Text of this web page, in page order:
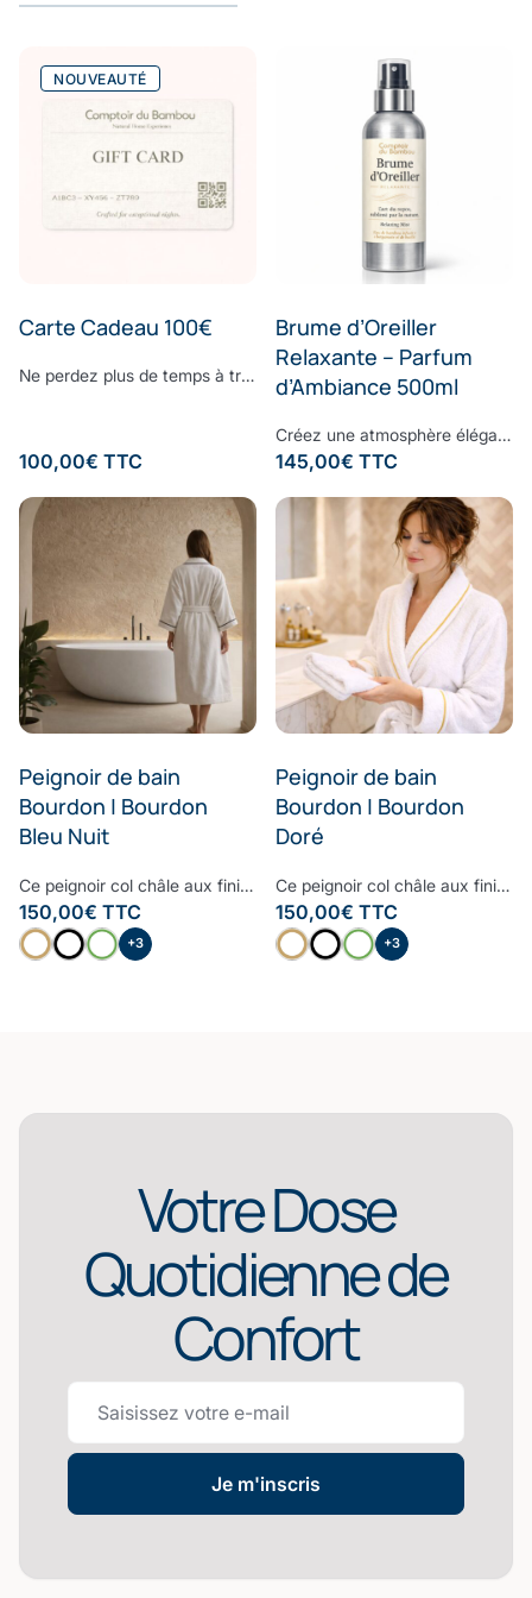
NOUVEAUTÉ
Carte Cadeau 100€
Ne perdez plus de temps à trouver le cadeau parfait. Surprenez vos proches avec le cadeau dont ils ont toujours rêvé : offrez-leur la E-Carte Cadeau Comptoir du Bambou pour leur permettre de réaliser toutes leurs envies. Choisissez le montant à créditer sur la carte cadeau, ajoutez un message personnalisé et laissez la magie Comptoir du Bambou opérer.
100,00€ TTC
Brume d’Oreiller
Relaxante – Parfum
d’Ambiance 500ml
Créez une atmosphère élégante et apaisante, à chaque instant.Vaporisez cette brume d’ambiance dans votre intérieur pour diffuser une signature olfactive raffinée, subtile et enveloppante. Sa composition associe une eau de bambou délicate à des notes fraîches d’écorces de bergamote et de feuilles de basilic, légèrement froissées. Une fragrance contemporaine où la douceur végétale rencontre la vivacité des agrumes, pour un équilibre parfaitement maîtrisé. À la fois fraîche, naturelle et sophistiquée, cette senteur transforme vos espaces en véritables lieux de bien-être, inspirés des plus beaux établissements. Formulée sans ingrédients synthétiques controversés, elle respecte votre environnement tout en sublimant votre intérieur. Sillage : bergamote - bambou - basilic - musc
145,00€ TTC
Peignoir de bain
Bourdon | Bourdon
Bleu Nuit
Ce peignoir col châle aux finitions raffinées et haut de gamme est le peignoir à avoir dans sa salle de bain. Moelleux, doux et très confortable, le bourdon embelli ce peignoir pour lui donner un style contemporain et cosy. Confectionné à partir d’une des fibres les plus nobles, la Fibre B., ce peignoir est ultra-doux, absorbant et sèche rapidement. Notre linge de bain participe avec style à votre bien-être et à la protection de la planète. Nos Collections de linge de bain sont fabriquées dans les meilleurs ateliers d’Europe.
150,00€ TTC
+3
Peignoir de bain
Bourdon | Bourdon
Doré
Ce peignoir col châle aux finitions raffinées et haut de gamme est le peignoir à avoir dans sa salle de bain. Moelleux, doux et très confortable, le bourdon embelli ce peignoir pour lui donner un style contemporain et cosy. Confectionné à partir d’une des fibres les plus nobles, la Fibre B., ce peignoir est ultra-doux, absorbant et sèche rapidement. Notre linge de bain participe avec style à votre bien-être et à la protection de la planète. Nos Collections de linge de bain sont fabriquées dans les meilleurs ateliers d’Europe.
150,00€ TTC
+3
Votre Dose
Quotidienne de
Confort
Je m'inscris